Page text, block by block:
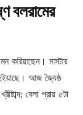
বলরামের
করিয়াছেন। মাস্টার
আজ জ্যৈষ্ঠ
বেলা প্রায় ৫টা